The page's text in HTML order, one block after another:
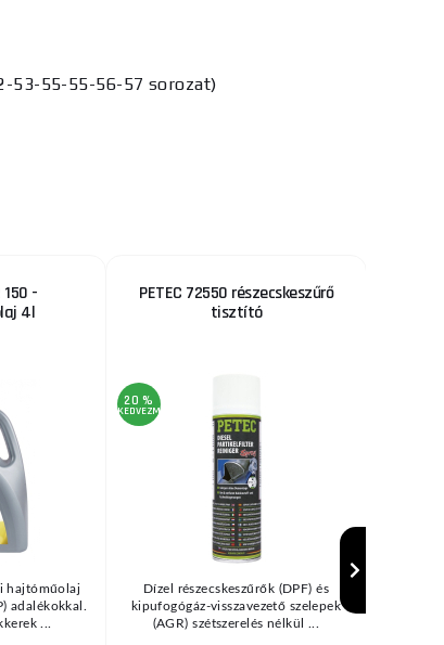
53-55-55-56-57 sorozat)
150 -
4l
hajtóműolaj
adalékokkal.
...
PETEC 72550 részecskeszűrő
tisztító
20 %
KEDVEZMÉNY
Dízel részecskeszűrők (DPF) és
kipufogógáz-visszavezető szelepek
(AGR) szétszerelés nélkül ...